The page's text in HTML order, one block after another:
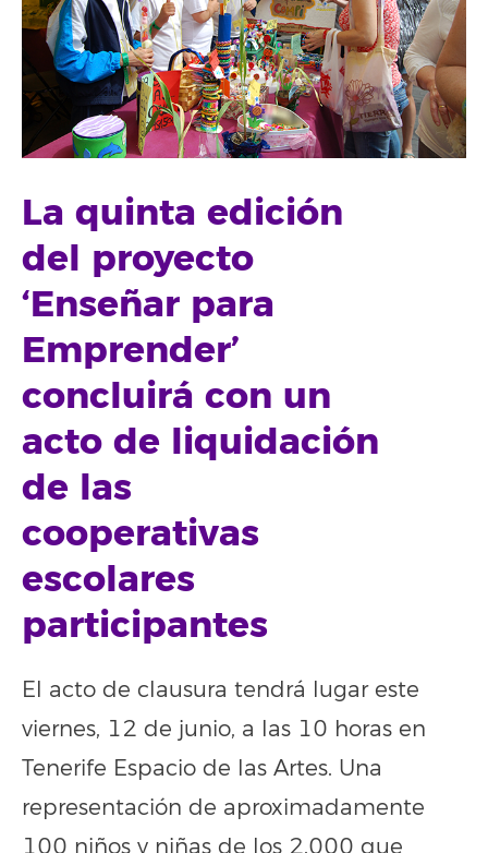
La quinta edición
del proyecto
‘Enseñar para
Emprender’
concluirá con un
acto de liquidación
de las
cooperativas
escolares
participantes
El acto de clausura tendrá lugar este
viernes, 12 de junio, a las 10 horas en
Tenerife Espacio de las Artes. Una
representación de aproximadamente
100 niños y niñas de los 2.000 que